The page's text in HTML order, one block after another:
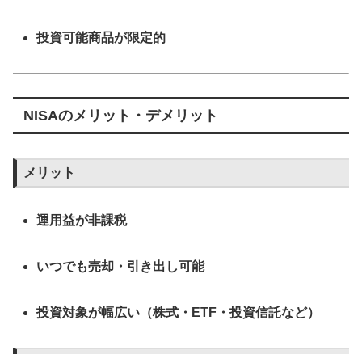
投資可能商品が限定的
NISAのメリット・デメリット
メリット
運用益が非課税
いつでも売却・引き出し可能
投資対象が幅広い（株式・ETF・投資信託など）